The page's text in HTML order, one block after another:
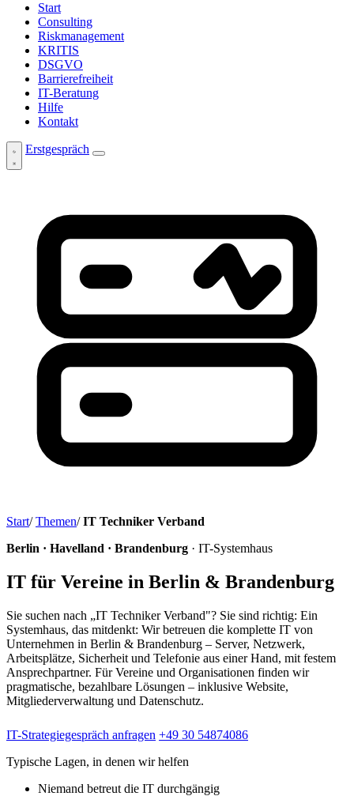
Start
Consulting
Riskmanagement
KRITIS
DSGVO
Barrierefreiheit
IT-Beratung
Hilfe
Kontakt
Erstgespräch
Start/ Themen/ IT Techniker Verband
Berlin · Havelland · Brandenburg · IT-Systemhaus
IT für Vereine in Berlin & Brandenburg
Sie suchen nach „IT Techniker Verband"? Sie sind richtig: Ein
Systemhaus, das mitdenkt: Wir betreuen die komplette IT von
Unternehmen in Berlin & Brandenburg – Server, Netzwerk,
Arbeitsplätze, Sicherheit und Telefonie aus einer Hand, mit festem
Ansprechpartner. Für Vereine und Organisationen finden wir
pragmatische, bezahlbare Lösungen – inklusive Website,
Mitgliederverwaltung und Datenschutz.
IT-Strategiegespräch anfragen +49 30 54874086
Typische Lagen, in denen wir helfen
Niemand betreut die IT durchgängig